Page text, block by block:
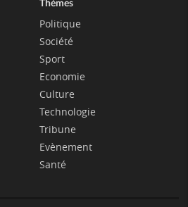
Thèmes
Politique
Société
Sport
Economie
Culture
Technologie
Tribune
Evènement
Santé